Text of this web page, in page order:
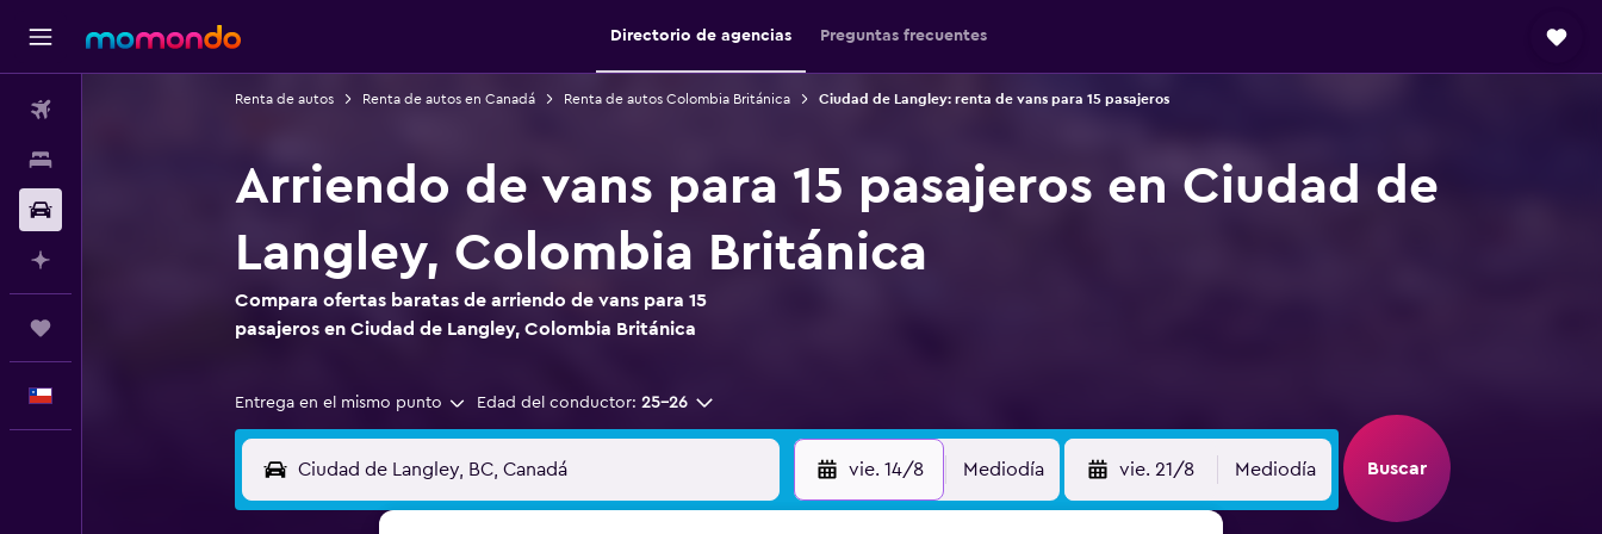
Directorio de agencias Preguntas frecuentes
Renta de autos Renta de autos en Canadá Renta de autos Colombia Británica Ciudad de Langley: renta de vans para 15 pasajeros
Arriendo de vans para 15 pasajeros en Ciudad de
Langley, Colombia Británica
Compara ofertas baratas de arriendo de vans para 15
pasajeros en Ciudad de Langley, Colombia Británica
Entrega en el mismo punto Edad del conductor: 25-26
vie. 14/8 Mediodía vie. 21/8 Mediodía Buscar